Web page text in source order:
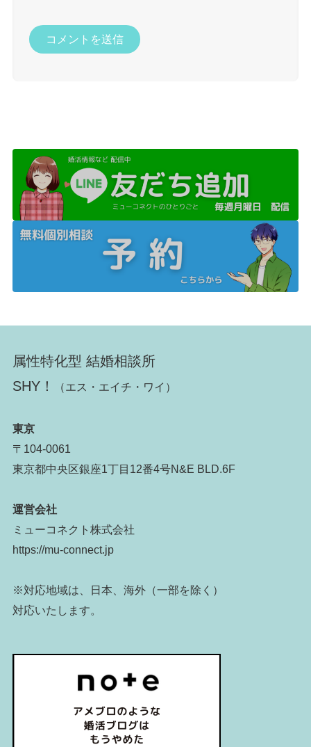
属性特化型 結婚相談所
SHY！
（エス・エイチ・ワイ）
東京
〒104-0061
東京都中央区銀座1丁目12番4号N&E BLD.6F
運営会社
ミューコネクト株式会社
https://mu-connect.jp
※対応地域は、日本、海外（一部を除く）
対応いたします。